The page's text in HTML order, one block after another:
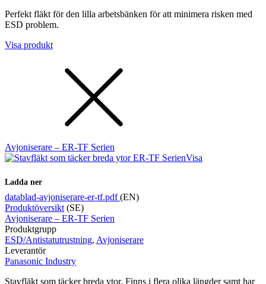
Perfekt fläkt för den lilla arbetsbänken för att minimera risken med
ESD problem.
Visa produkt
Avjoniserare – ER-TF Serien
Visa
Ladda ner
datablad-avjoniserare-er-tf.pdf(EN)
Produktöversikt (SE)
Avjoniserare – ER-TF Serien
Produktgrupp
ESD/Antistatutrustning, Avjoniserare
Leverantör
Panasonic Industry
Stavfläkt som täcker breda ytor. Finns i flera olika längder samt har